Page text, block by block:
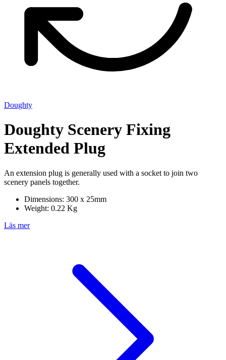
Doughty
Doughty Scenery Fixing
Extended Plug
An extension plug is generally used with a socket to join two
scenery panels together.
Dimensions: 300 x 25mm
Weight: 0.22 Kg
Läs mer